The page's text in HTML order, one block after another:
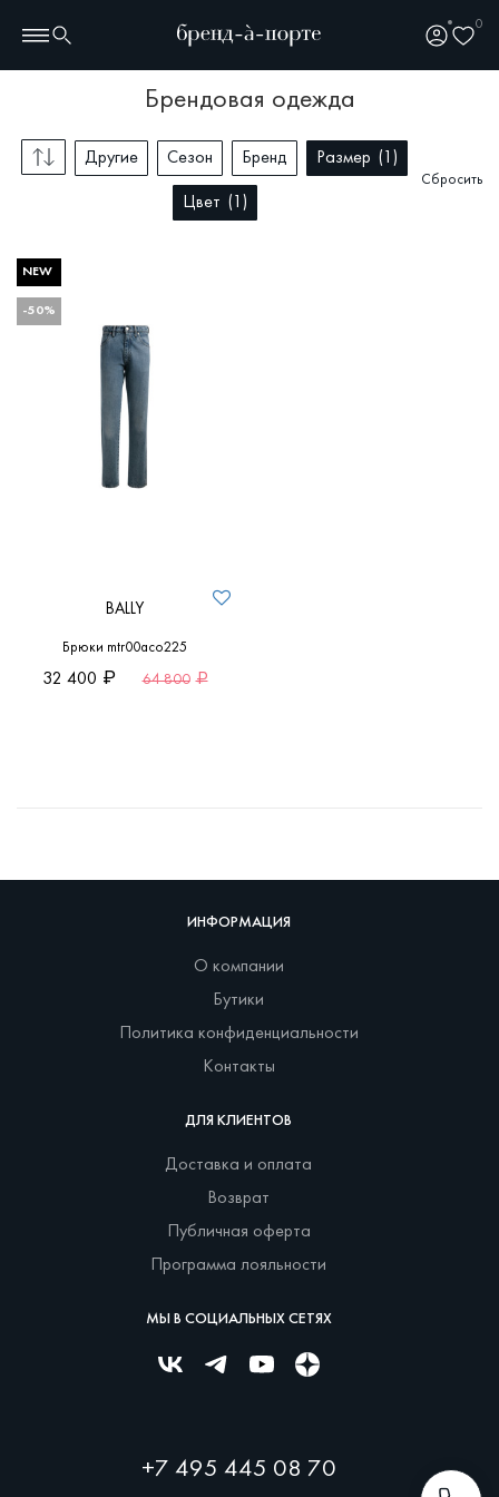
0
брендовая одежда
Другие Сезон Бренд Размер 1
Цвет
Сбросить
NEW
-50%
BALLY
Брюки mtr00aco225
32 400 64 800
ИНФОРМАЦИЯ
О компании
Бутики
Политика конфиденциальности
Контакты
ДЛЯ КЛИЕНТОВ
Доставка и оплата
Возврат
Публичная оферта
Программа лояльности
МЫ В СОЦИАЛЬНЫХ СЕТЯХ
+7 495 445 08 70